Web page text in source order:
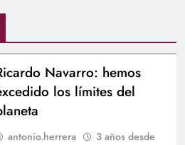
Navarro: hemos
los límites del
antonio.herrera
3 años desde